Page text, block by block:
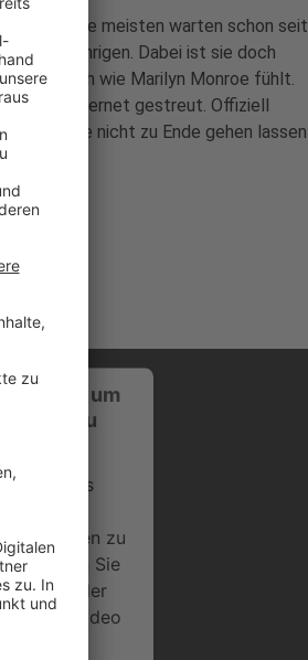
bringen. Die meisten warten schon seit
26-jährigen. Dabei ist sie doch
sie sich wie Marilyn Monroe fühlt.
er im Internet gestreut. Offiziell
konnte sie nicht zu Ende gehen lassen
Seite.
um
zu
eines
Daten zu
lesen Sie
Sie der
dieses Video